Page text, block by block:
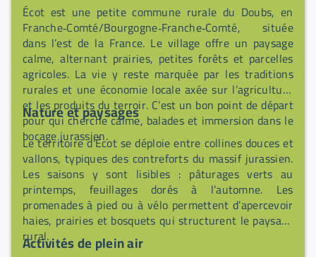
Écot est une petite commune rurale du Doubs, en
Franche‑Comté/Bourgogne‑Franche‑Comté, située
dans l’est de la France. Le village offre un paysage
calme, alternant prairies, petites forêts et parcelles
agricoles. La vie y reste marquée par les traditions
rurales et une économie locale axée sur l’agriculture
et les produits du terroir. C’est un bon point de départ
pour qui cherche calme, balades et immersion dans le
bocage jurassien.
Nature et paysages
Le territoire d’Écot se déploie entre collines douces et
vallons, typiques des contreforts du massif jurassien.
Les saisons y sont lisibles : pâturages verts au
printemps, feuillages dorés à l’automne. Les
promenades à pied ou à vélo permettent d’apercevoir
haies, prairies et bosquets qui structurent le paysage
rural.
Activités de plein air